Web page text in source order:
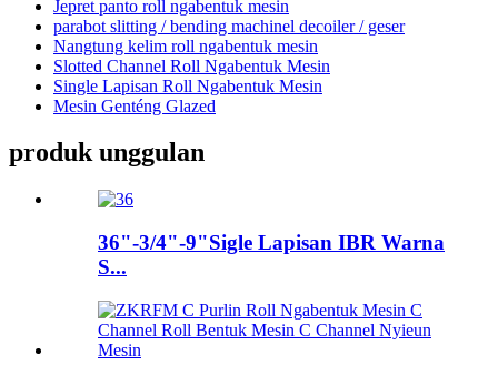
Jepret panto roll ngabentuk mesin
parabot slitting / bending machinel decoiler / geser
Nangtung kelim roll ngabentuk mesin
Slotted Channel Roll Ngabentuk Mesin
Single Lapisan Roll Ngabentuk Mesin
Mesin Genténg Glazed
produk unggulan
36"-3/4"-9"Sigle Lapisan IBR Warna
S...